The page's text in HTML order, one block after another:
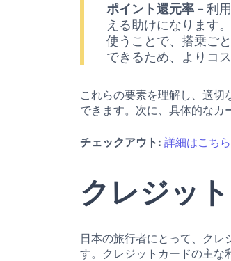
ポイント還元率 – 利
える助けになります
使うことで、搭乗ご
できるため、よりコ
これらの要素を理解し、適
できます。次に、具体的なカ
チェックアウト: 詳細はこち
クレジッ
日本の旅行者にとって、クレ
す。クレジットカードの主な